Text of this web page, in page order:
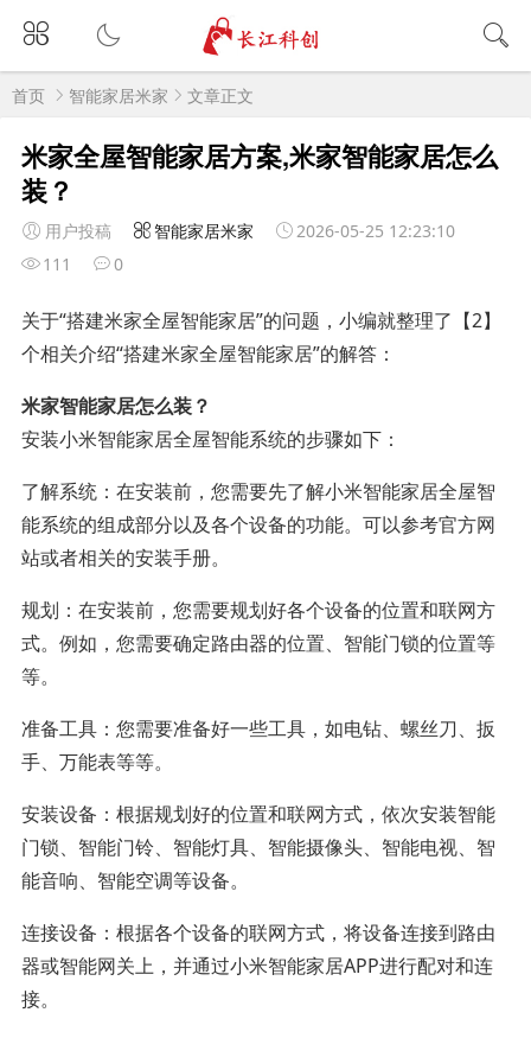
首页 智能家居米家 文章正文
米家全屋智能家居方案,米家智能家居怎么
装？
用户投稿 智能家居米家
2026-05-25 12:23:10
111
0
关于“搭建米家全屋智能家居”的问题，小编就整理了【2】
个相关介绍“搭建米家全屋智能家居”的解答：
米家智能家居怎么装？
安装小米智能家居全屋智能系统的步骤如下：
了解系统：在安装前，您需要先了解小米智能家居全屋智
能系统的组成部分以及各个设备的功能。可以参考官方网
站或者相关的安装手册。
规划：在安装前，您需要规划好各个设备的位置和联网方
式。例如，您需要确定路由器的位置、智能门锁的位置等
等。
准备工具：您需要准备好一些工具，如电钻、螺丝刀、扳
手、万能表等等。
安装设备：根据规划好的位置和联网方式，依次安装智能
门锁、智能门铃、智能灯具、智能摄像头、智能电视、智
能音响、智能空调等设备。
连接设备：根据各个设备的联网方式，将设备连接到路由
器或智能网关上，并通过小米智能家居APP进行配对和连
接。